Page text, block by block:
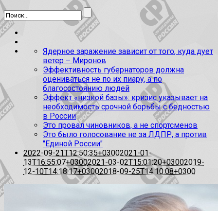
Ядерное заражение зависит от того, куда дует
ветер – Миронов
Эффективность губернаторов должна
оцениваться не по их пиару, а по
благосостоянию людей
Эффект «низкой базы»: кризис указывает на
необходимость срочной борьбы с бедностью
в России
Это провал чиновников, а не спортсменов
Это было голосование не за ЛДПР, а против
"Единой России"
2022-09-21T12:50:35+03002021-01-
13T16:55:07+03002021-03-02T15:01:20+03002019-
12-10T14:18:17+03002018-09-25T14:10:08+0300